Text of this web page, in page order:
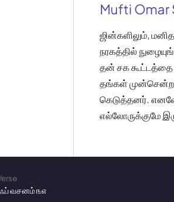
Mufti Omar
ஜின்களிலும்,
நரகத்தில்
தன் சக கூட்டத்தை
தங்கள் முன்சென்ற
கெடுத்தனர்.
எல்லோருக்குமே
வசனம் ௩௭